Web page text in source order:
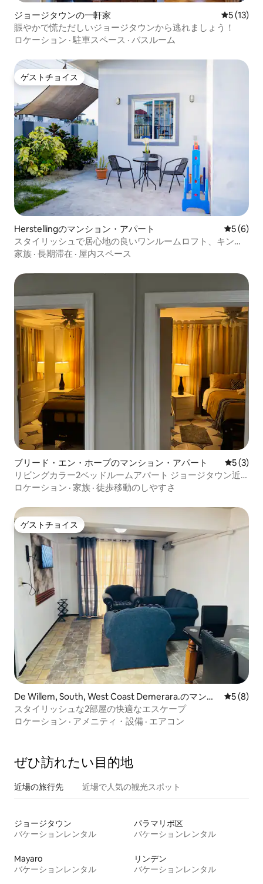
ジョージタウンの一軒家 レビュー
5 (13)
賑やかで慌ただしいジョージタウンから逃れましょう！
ロケーション · 駐車スペース · バスルーム
ゲストチョイス
ゲストチョイス
Herstellingのマンション・アパート レビュー
5 (6)
スタイリッシュで居心地の良いワンルームロフト、キング
サイズベッド1台とクイーンサイズベッド1台付き
家族 · 長期滞在 · 屋内スペース
ブリード・エン・ホープのマンション・アパート レビュー
5 (3)
リビングカラー2ベッドルームアパート ジョージタウン近
く 安全・セキュア
ロケーション · 家族 · 徒歩移動のしやすさ
ゲストチョイス
ゲストチョイス
De Willem, South, West Coast Demerara.のマンシ
ョン・アパート
レビュー
5 (8)
スタイリッシュな2部屋の快適なエスケープ
ロケーション · アメニティ・設備 · エアコン
ぜひ訪⁠れ⁠た⁠い目⁠的⁠地
近場の旅行先 近場で人気の観光スポット
ジョージタウン
バケーションレンタル
パラマリボ区
バケーションレンタル
Mayaro
バケーションレンタル
リンデン
バケーションレンタル